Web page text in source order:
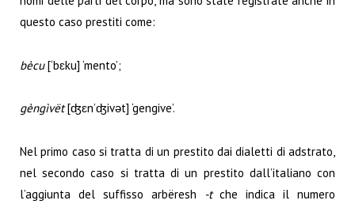
questo caso prestiti come:
bècu[‘bɛku] ‘mento’;
gèngìvët[ʤɛn’ʤivət] ‘gengive’.
Nel primo caso si tratta di un prestito dai dialetti di adstrato,
nel secondo caso si tratta di un prestito dall’italiano con
l’aggiunta del suffisso arbëresh
-tche indica il numero